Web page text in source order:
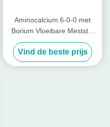
Aminocalcium 6-0-0 met
Borium Vloeibare Meststof
voor Groenten in Geel
Vind de beste prijs